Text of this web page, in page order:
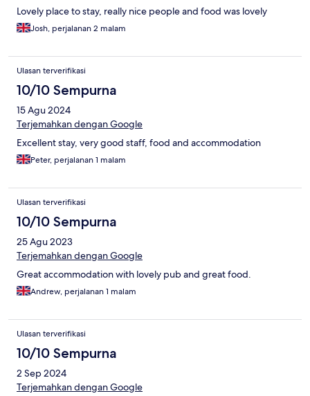
Lovely place to stay, really nice people and food was lovely
Josh, perjalanan 2 malam
Ulasan terverifikasi
10/10 Sempurna
15 Agu 2024
Terjemahkan dengan Google
Excellent stay, very good staff, food and accommodation
Peter, perjalanan 1 malam
Ulasan terverifikasi
10/10 Sempurna
25 Agu 2023
Terjemahkan dengan Google
Great accommodation with lovely pub and great food.
Andrew, perjalanan 1 malam
Ulasan terverifikasi
10/10 Sempurna
2 Sep 2024
Terjemahkan dengan Google